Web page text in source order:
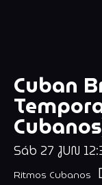
Cuban
Sáb 27 JUN
Ritmos Cubanos